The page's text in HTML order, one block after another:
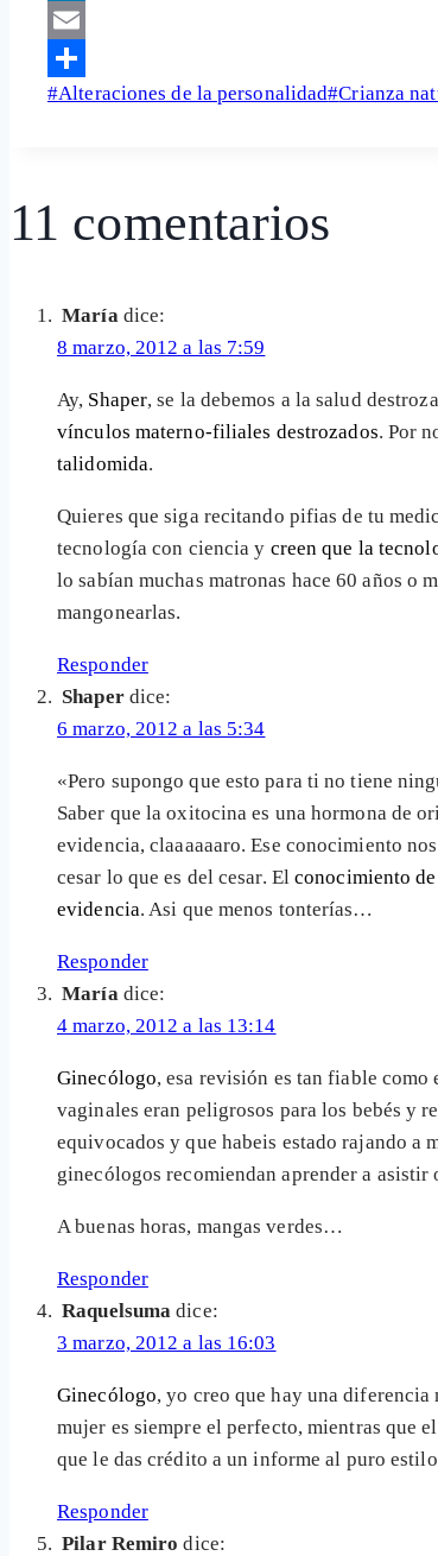
LinkedIn
Email
Share
Etiquetas
#Alteraciones de la personalidad#Crianza
11 comentarios
María dice:
8 marzo, 2012 a las 7:59
Ay, Shaper, se la debemos a la salud
vínculos materno-filiales destrozados. Por
talidomida.
Quieres que siga recitando pifias de tu
tecnología con ciencia y creen que la
lo sabían muchas matronas hace 60 años o
mangonearlas.
Responder
Shaper dice:
6 marzo, 2012 a las 5:34
«Pero supongo que esto para ti no tiene
Saber que la oxitocina es una hormona de
evidencia, claaaaaaro. Ese conocimiento
cesar lo que es del cesar. Elconocimiento
evidencia. Asi que menos tonterías…
Responder
María dice:
4 marzo, 2012 a las 13:14
Ginecólogo, esa revisión es tan fiable
vaginales eran peligrosos para los bebés y
equivocados y que habeis estado rajando a
ginecólogos recomiendan aprender a asistir
A buenas horas, mangas verdes…
Responder
Raquelsuma dice:
3 marzo, 2012 a las 16:03
Ginecólogo, yo creo que hay una
mujer es siempre el perfecto, mientras que
que le das crédito a un informe al puro
Responder
Pilar Remiro dice: